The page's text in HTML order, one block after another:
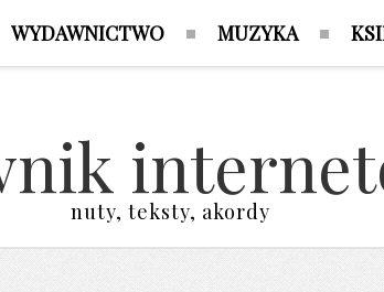
WYDAWNICTWO MUZYKA
nuty, teksty, akordy